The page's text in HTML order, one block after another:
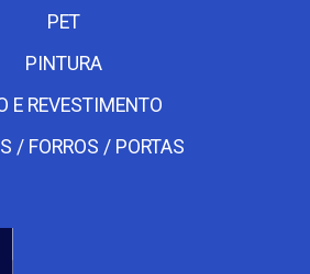
PET
PINTURA
E REVESTIMENTO
/ FORROS / PORTAS